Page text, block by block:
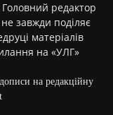
Головний редактор
завжди поділяє
матеріалів
на «УЛГ»
на редакційну